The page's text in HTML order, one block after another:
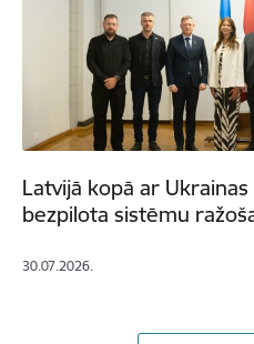
Latvijā kopā ar
bezpilota sistēmu
30.07.2026.